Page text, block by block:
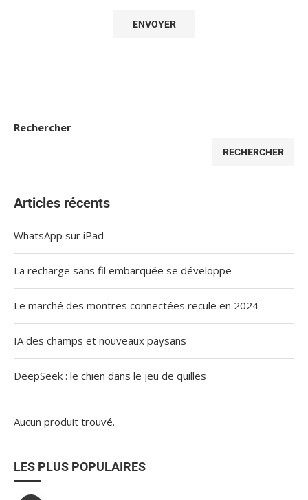
Rechercher
RECHERCHER
Articles récents
WhatsApp sur iPad
La recharge sans fil embarquée se développe
Le marché des montres connectées recule en 2024
IA des champs et nouveaux paysans
DeepSeek : le chien dans le jeu de quilles
Aucun produit trouvé.
LES PLUS POPULAIRES